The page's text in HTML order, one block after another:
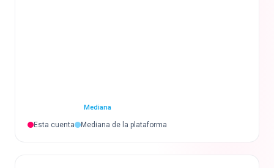
Mediana
Esta cuenta Mediana de la plataforma